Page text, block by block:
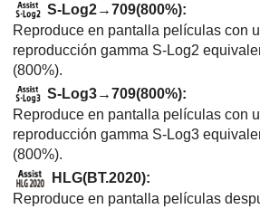
S-Log2→709(800%):
Reproduce en pantalla películas con
reproducción gamma S-Log2
(800%).
S-Log3→709(800%):
Reproduce en pantalla películas con
reproducción gamma S-Log3
(800%).
HLG(BT.2020):
Reproduce en pantalla películas